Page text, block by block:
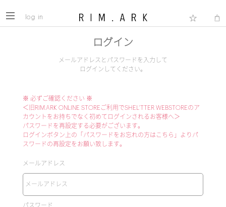
log in
ログイン
メールアドレスとパスワードを入力して
ログインしてください。
※ 必ずご確認ください ※
＜旧RIM.ARK ONLINE STOREご利用でSHEL'TTER WEBSTOREのア
カウントをお持ちでなく初めてログインされるお客様へ＞
パスワードを再設定する必要がございます。
ログインボタン上の「パスワードをお忘れの方はこちら」よりパ
スワードの再設定をお願い致します。
メールアドレス
パスワード